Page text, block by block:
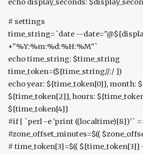
echo display_seconds:
# settings
time_string=`date --
+"%Y:%m:%d:%H:%M"`
echo time_string: $time_string
time_token=(${time_string//:/ })
echo year: ${time_token[0]}, month:
${time_token[2]}, hours:
${time_token[4]}
#if [ `perl -e 'print ((localtime)[8])'`
#zone_offset_minutes=$((
# time_token[3]=$(( ${time_token[3]}